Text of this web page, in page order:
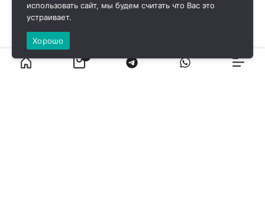
использовать сайт, мы будем считать что Вас это
устраивает.
Хорошо